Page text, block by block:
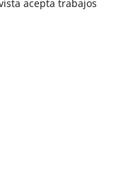
acepta trabajos